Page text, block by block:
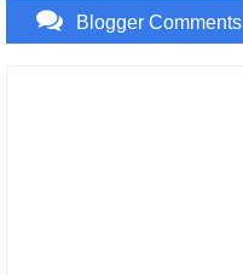
Blogger Comments